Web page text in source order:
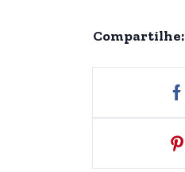
Compartilhe: